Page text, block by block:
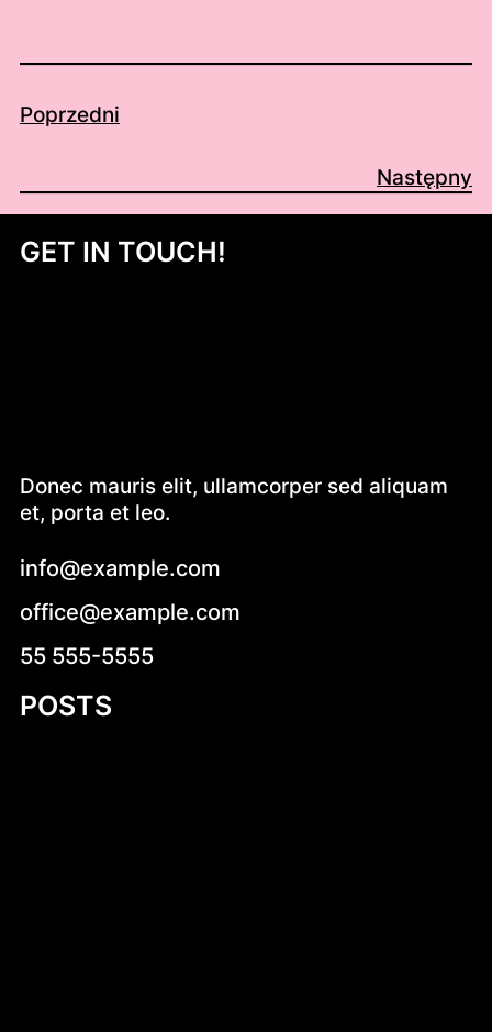
Poprzedni
Następny
GET IN TOUCH!
Donec mauris elit, ullamcorper sed aliquam
et, porta et leo.
info@example.com
office@example.com
55 555-5555
POSTS